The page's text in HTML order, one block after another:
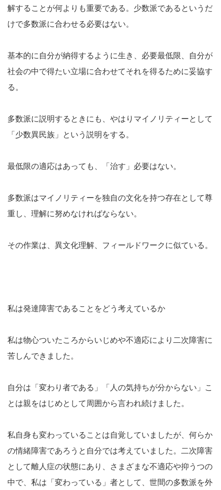
解することが何よりも重要である。少数派であるというだ
けで多数派に合わせる必要はない。
基本的に自分が納得するように生き、必要最低限、自分が
社会の中で得たい立場に合わせてそれを得るために妥協す
る。
多数派に説明するときにも、やはりマイノリティーとして
「少数異民族」という説明をする。
最低限の適応はあっても、「治す」必要はない。
多数派はマイノリティーを独自の文化を持つ存在として尊
重し、理解に努めなければならない。
その作業は、異文化理解、フィールドワークに似ている。
私は発達障害であることをどう考えているか
私は物心ついたころからいじめや不適応により二次障害に
苦しんできました。
自分は「変わり者である」「人の気持ちが分からない」こ
とは親をはじめとして周囲から言われ続けました。
私自身も変わっていることは自覚していましたが、何らか
の情緒障害であろうと自分では考えていました。二次障害
として離人症の状態にあり、さまざまな不適応や抑うつの
中で、私は「変わっている」者として、世間の多数派を外